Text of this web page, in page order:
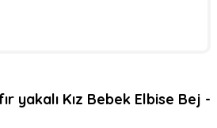
yakalı Kız Bebek Elbise Bej -